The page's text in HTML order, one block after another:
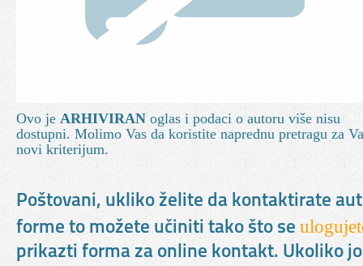
Ovo jeARHIVIRANoglas i podaci o autoru više nisu
dostupni. Molimo Vas da koristite naprednu pretragu za
novi kriterijum.
Poštovani, ukliko želite da kontaktirate
forme to možete učiniti tako što se
prikazti forma za online kontakt. Ukoliko